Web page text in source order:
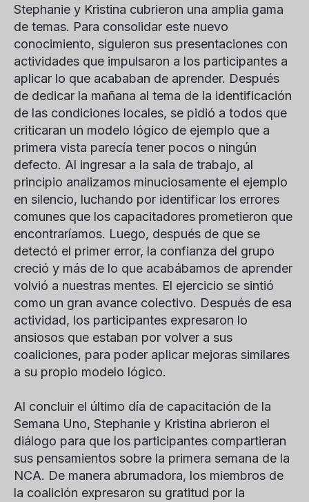
Stephanie y Kristina cubrieron una amplia gama
de temas. Para consolidar este nuevo
conocimiento, siguieron sus presentaciones con
actividades que impulsaron a los participantes a
aplicar lo que acababan de aprender. Después
de dedicar la mañana al tema de la identificación
de las condiciones locales, se pidió a todos que
criticaran un modelo lógico de ejemplo que a
primera vista parecía tener pocos o ningún
defecto. Al ingresar a la sala de trabajo, al
principio analizamos minuciosamente el ejemplo
en silencio, luchando por identificar los errores
comunes que los capacitadores prometieron que
encontraríamos. Luego, después de que se
detectó el primer error, la confianza del grupo
creció y más de lo que acabábamos de aprender
volvió a nuestras mentes. El ejercicio se sintió
como un gran avance colectivo. Después de esa
actividad, los participantes expresaron lo
ansiosos que estaban por volver a sus
coaliciones, para poder aplicar mejoras similares
a su propio modelo lógico.
Al concluir el último día de capacitación de la
Semana Uno, Stephanie y Kristina abrieron el
diálogo para que los participantes compartieran
sus pensamientos sobre la primera semana de la
NCA. De manera abrumadora, los miembros de
la coalición expresaron su gratitud por la